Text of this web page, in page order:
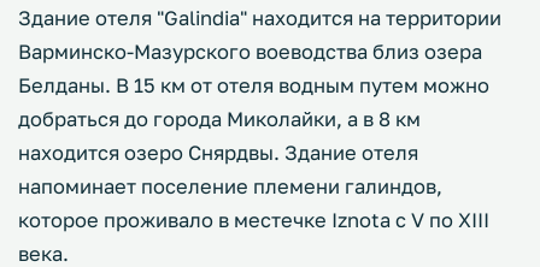
Здание отеля "Galindia" находится на территории
Варминско-Мазурского воеводства близ озера
Белданы. В 15 км от отеля водным путем можно
добраться до города Миколайки, а в 8 км
находится озеро Снярдвы. Здание отеля
напоминает поселение племени галиндов,
которое проживало в местечке Iznota с V по XIII
века.